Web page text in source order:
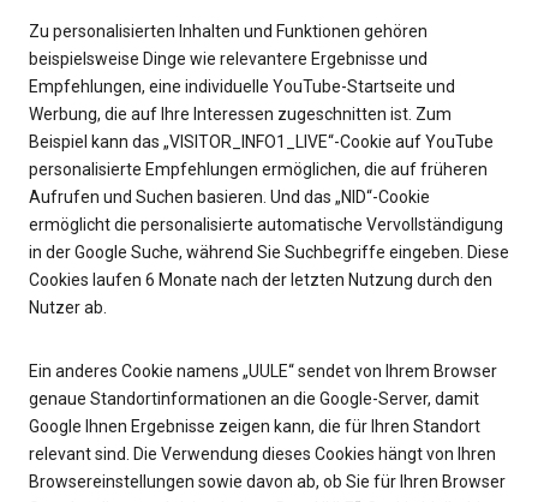
Zu personalisierten Inhalten und Funktionen gehören
beispielsweise Dinge wie relevantere Ergebnisse und
Empfehlungen, eine individuelle YouTube-Startseite und
Werbung, die auf Ihre Interessen zugeschnitten ist. Zum
Beispiel kann das „VISITOR_INFO1_LIVE“-Cookie auf YouTube
personalisierte Empfehlungen ermöglichen, die auf früheren
Aufrufen und Suchen basieren. Und das „NID“-Cookie
ermöglicht die personalisierte automatische Vervollständigung
in der Google Suche, während Sie Suchbegriffe eingeben. Diese
Cookies laufen 6 Monate nach der letzten Nutzung durch den
Nutzer ab.
Ein anderes Cookie namens „UULE“ sendet von Ihrem Browser
genaue Standortinformationen an die Google-Server, damit
Google Ihnen Ergebnisse zeigen kann, die für Ihren Standort
relevant sind. Die Verwendung dieses Cookies hängt von Ihren
Browsereinstellungen sowie davon ab, ob Sie für Ihren Browser